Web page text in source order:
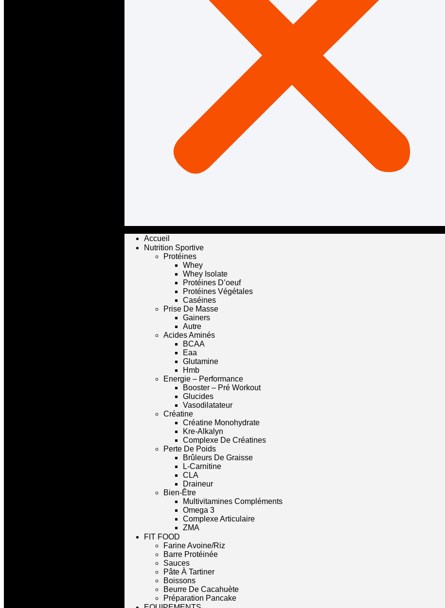
Accueil
Nutrition Sportive
Protéines
Whey
Whey Isolate
Protéines D’oeuf
Protéines Végétales
Caséines
Prise De Masse
Gainers
Autre
Acides Aminés
BCAA
Eaa
Glutamine
Hmb
Energie – Performance
Booster – Pré Workout
Glucides
Vasodilatateur
Créatine
Créatine Monohydrate
Kre-Alkalyn
Complexe De Créatines
Perte De Poids
Brûleurs De Graisse
L-Carnitine
CLA
Draineur
Bien-Être
Multivitamines Compléments
Omega 3
Complexe Articulaire
ZMA
FIT FOOD
Farine Avoine/Riz
Barre Protéinée
Sauces
Pâte À Tartiner
Boissons
Beurre De Cacahuète
Préparation Pancake